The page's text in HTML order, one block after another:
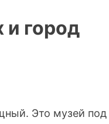
и город
Это музей под